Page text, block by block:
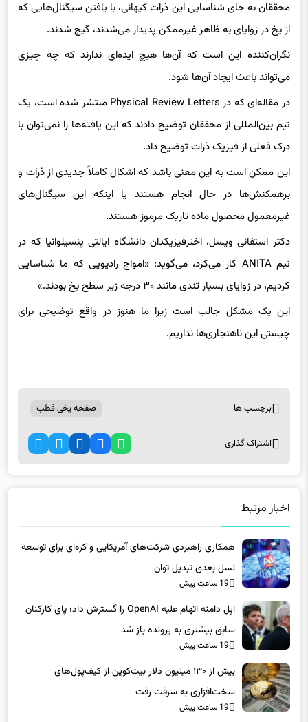
از یخ در زوایای به ظاهر غیرممکن پدیدار می‌شدند، گیج شدند.
نگران‌کننده این است که آن‌ها هیچ ایده‌ای ندارند که چه چیزی
می‌تواند باعث ایجاد آن‌ها شود.
تیم بین‌المللی از محققان توضیح دادند که این یافته‌ها را نمی‌توان با
درک فعلی از فیزیک ذرات توضیح داد.
این ممکن است به این معنی باشد که اشکال کاملاً جدیدی از ذرات و
برهمکنش‌ها در حال انجام هستند یا اینکه این سیگنال‌های
غیرمعمول محصول ماده تاریک مرموز هستند.
دکتر استفانی ویسل، اخترفیزیکدان دانشگاه ایالتی پنسیلوانیا که در
تیم ANITA کار می‌کرد، می‌گوید: «امواج رادیویی که ما شناسایی
کردیم، در زوایای بسیار تندی مانند ۳۰ درجه زیر سطح یخ بودند.»
این یک مشکل جالب است زیرا ما هنوز در واقع توضیحی برای
چیستی این ناهنجاری‌ها نداریم.
همکاری راهبردی شرکت‌های آمریکایی و کره‌ای برای توسعه
نسل بعدی تبدیل توان
19 ساعت پیش
سابق بیشتری به پرونده باز شد
19 ساعت پیش
بیش از ۱۳۰ میلیون دلار بیت‌کوین از کیف‌پول‌های
سخت‌افزاری به سرقت رفت
19 ساعت پیش
چین با موج مدل‌های هوش مصنوعی باز، رقابت با آمریکا را